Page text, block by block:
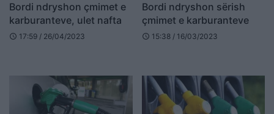
Bordi ndryshon çmimet e
karburanteve, ulet nafta
schedule 17:59 / 26/04/2023
Bordi ndryshon sërish
çmimet e karburanteve
schedule 15:38 / 16/03/2023